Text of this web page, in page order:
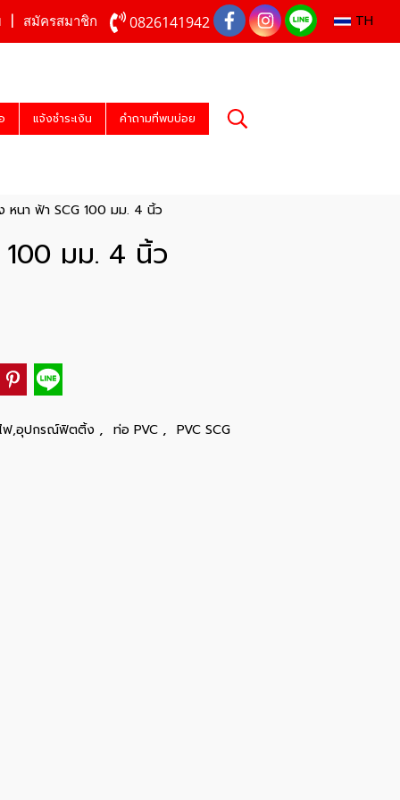
สมัครสมาชิก 0826141942 TH
แจ้งชำระเงิน คำถามที่พบบ่อย
หนา ฟ้า SCG 100 มม. 4 นิ้ว
มม. 4 นิ้ว
ฟ,อุปกรณ์ฟิตติ้ง , ท่อ PVC , PVC SCG